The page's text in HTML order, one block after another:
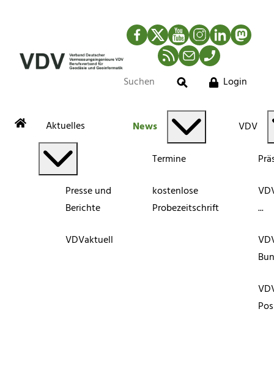
Facebook
TwitterYouTubeInstagram
LinkedIn
RSS-Newsfeed
MailTelefon
Suche
Login
Aktuelles
Presse und
Berichte
VDVaktuell
News
Termine
kostenlose
Probezeitschrift
VDV
...